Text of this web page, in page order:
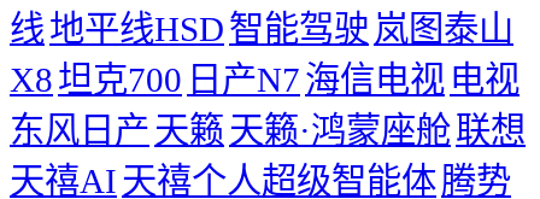
线地平线HSD智能驾驶 岚图泰山
X8坦克700 日产N7海信电视 电视
东风日产 天籁 天籁·鸿蒙座舱联想
天禧AI 天禧个人超级智能体腾势